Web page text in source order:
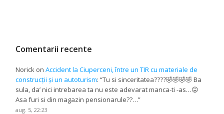
Comentarii recente
Norick onAccident la Ciuperceni, între un TIR cu materiale de
construcții și un autoturism: “Tu si sinceritatea????🤣🤣🤣🤣 Ba
sula, da’ nici intrebarea ta nu este adevarat manca-ti -as…😛
Asa furi si din magazin pensionarule??…”
aug. 5, 22:23